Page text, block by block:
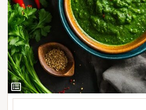
View
Ingredients